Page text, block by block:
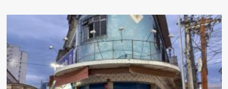
Cinema